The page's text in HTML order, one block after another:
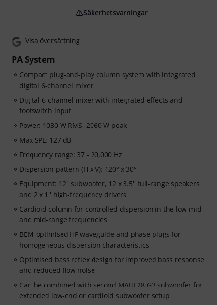
Visa översättning
PA System
Compact plug-and-play column system with integrated
digital 6-channel mixer
Digital 6-channel mixer with integrated effects and
footswitch input
Power: 1030 W RMS, 2060 W peak
Max SPL: 127 dB
Frequency range: 37 - 20,000 Hz
Dispersion pattern (H x V): 120° x 30°
Equipment: 12'' subwoofer, 12 x 3.5'' full-range speakers
and 2 x 1'' high-frequency drivers
Cardioid column for controlled dispersion in the low-mid
and mid-range frequencies
BEM-optimised HF waveguide and phase plugs for
homogeneous dispersion characteristics
Optimised bass reflex design for improved bass response
and reduced flow noise
Can be combined with second MAUI 28 G3 subwoofer for
extended low-end or cardioid subwoofer setup
Säkerhetsvarningar